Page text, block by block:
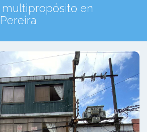
en